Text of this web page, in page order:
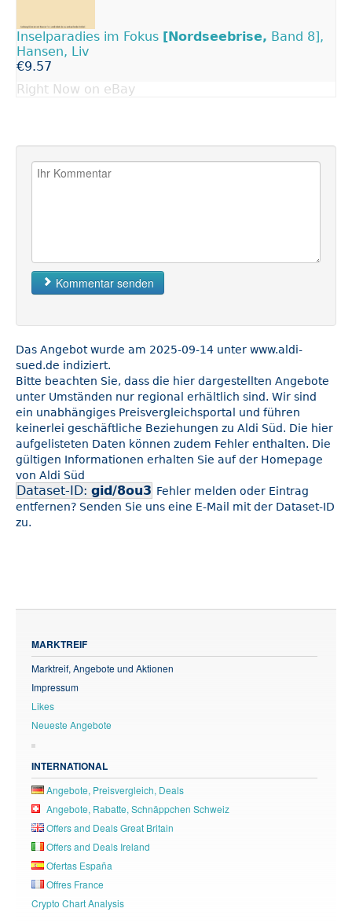
Inselparadies im Fokus [Nordseebrise, Band 8],
Hansen, Liv
€9.57
Right Now on eBay
Kommentar senden
Das Angebot wurde am 2025-09-14 unter www.aldi-
sued.de indiziert.
Bitte beachten Sie, dass die hier dargestellten Angebote
unter Umständen nur regional erhältlich sind. Wir sind
ein unabhängiges Preisvergleichsportal und führen
keinerlei geschäftliche Beziehungen zu Aldi Süd. Die hier
aufgelisteten Daten können zudem Fehler enthalten. Die
gültigen Informationen erhalten Sie auf der Homepage
von Aldi Süd
Dataset-ID: gid/8ou3 Fehler melden oder Eintrag
entfernen? Senden Sie uns eine E-Mail mit der Dataset-ID
zu.
MARKTREIF
Marktreif, Angebote und Aktionen
Impressum
Likes
Neueste Angebote
INTERNATIONAL
Angebote, Preisvergleich, Deals
Angebote, Rabatte, Schnäppchen Schweiz
Offers and Deals Great Britain
Offers and Deals Ireland
Ofertas España
Offres France
Crypto Chart Analysis